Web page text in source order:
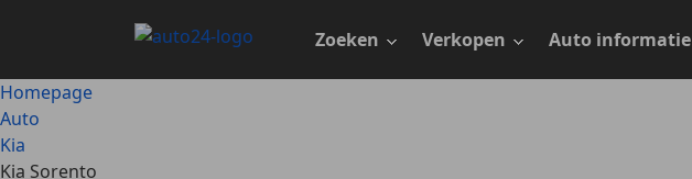
Zoeken Verkopen Auto informatie
Homepage
Auto
Kia
Kia Sorento